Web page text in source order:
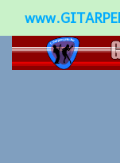
Népszerű-